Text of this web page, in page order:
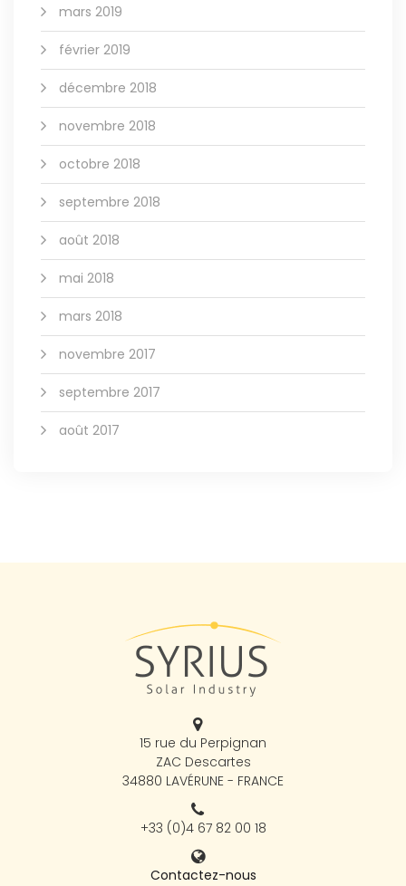
mars 2019
février 2019
décembre 2018
novembre 2018
octobre 2018
septembre 2018
août 2018
mai 2018
mars 2018
novembre 2017
septembre 2017
août 2017
15 rue du Perpignan
ZAC Descartes
34880 LAVÉRUNE - FRANCE
+33 (0)4 67 82 00 18
Contactez-nous